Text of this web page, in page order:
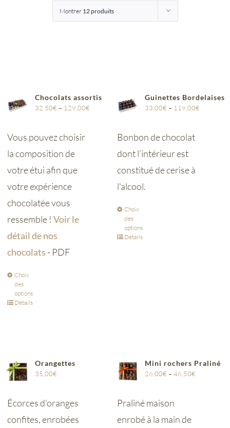
Montrer 12 produits
Chocolats assortis
32,50€ – 129,00€
Vous pouvez choisir
la composition de
votre étui afin que
votre expérience
chocolatée vous
ressemble !Voir le
détail de nos
chocolats - PDF
Choix
des
options
Détails
Guinettes Bordelaises
33,00€ – 119,00€
Bonbon de chocolat
dont l’intérieur est
constitué de cerise à
l'alcool.
Choix
des
options
Détails
Orangettes
35,00€
Écorces d'oranges
confites, enrobées
Mini rochers Praliné
26,00€ – 46,50€
Praliné maison
enrobé à la main de